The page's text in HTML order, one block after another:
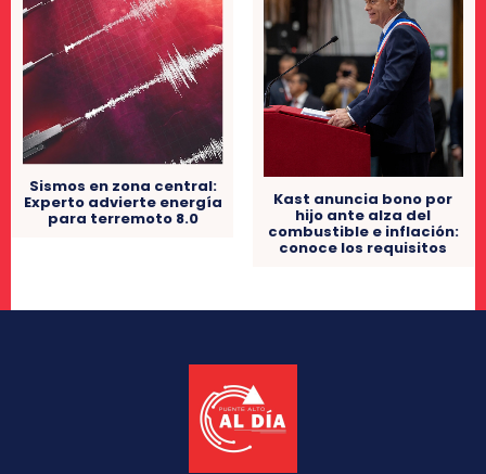
Sismos en zona central:
Experto advierte energía
para terremoto 8.0
Kast anuncia bono por
hijo ante alza del
combustible e inflación:
conoce los requisitos